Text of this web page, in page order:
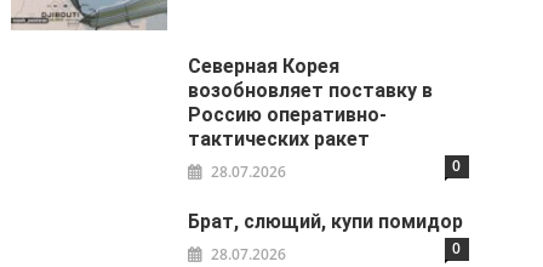
Северная Корея
возобновляет поставку в
Россию оперативно-
тактических ракет
28.07.2026 0
Брат, слющий, купи помидор
28.07.2026 0